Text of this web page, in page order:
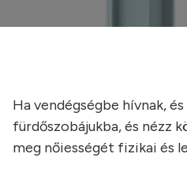
Ha vendégségbe hívnak,
fürdőszobájukba, és nézz
meg nőiességét fizikai és